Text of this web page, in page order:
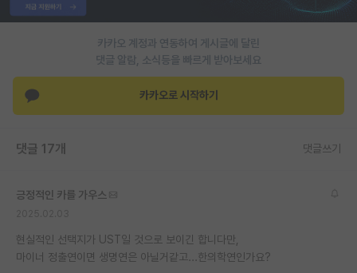
카카오 계정과 연동하여 게시글에 달린
댓글 알람, 소식등을 빠르게 받아보세요
카카오로 시작하기
댓글 17개 댓글쓰기
긍정적인 카를 가우스
현실적인 선택지가 UST일 것으로 보이긴 합니다만,
마이너 정출연이면 생명연은 아닐거같고...한의학연인가요?